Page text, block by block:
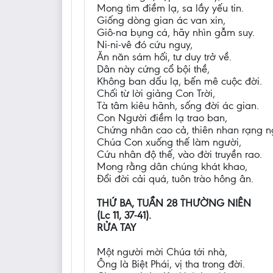
Mong tìm điềm lạ, sa lầy yếu tin.
Giống dòng gian ác van xin,
Giô-na bụng cá, hãy nhìn gẫm suy.
Ni-ni-vê đó cứu nguy,
Ăn năn sám hối, tư duy trở về.
Dân này cứng cổ bội thề,
Không ban dấu lạ, bến mê cuộc đời.
Chối từ lời giảng Con Trời,
Tà tâm kiêu hãnh, sống đời ác gian.
Con Người điềm lạ trao ban,
Chứng nhân cao cả, thiên nhan rạng
Chúa Con xuống thế làm người,
Cứu nhân độ thế, vào đời truyền rao.
Mong rằng dân chúng khát khao,
Đổi đời cải quá, tuôn trào hông ân.
THỨ BA, TUẦN 28 THƯỜNG NIÊN
(Lc 11, 37-41).
RỬA TAY
Một người mời Chúa tới nhà,
Ông là Biệt Phái, vị tha trong đời.